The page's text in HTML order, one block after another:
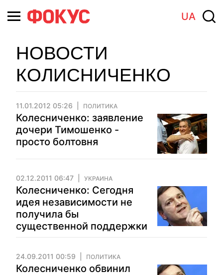
UA
НОВОСТИ
КОЛИСНИЧЕНКО
11.01.2012 05:26 ПОЛИТИКА
Колесниченко: заявление
дочери Тимошенко -
просто болтовня
02.12.2011 06:47 УКРАИНА
Колесниченко: Сегодня
идея независимости не
получила бы
существенной поддержки
24.09.2011 00:59 ПОЛИТИКА
Колесниченко обвинил